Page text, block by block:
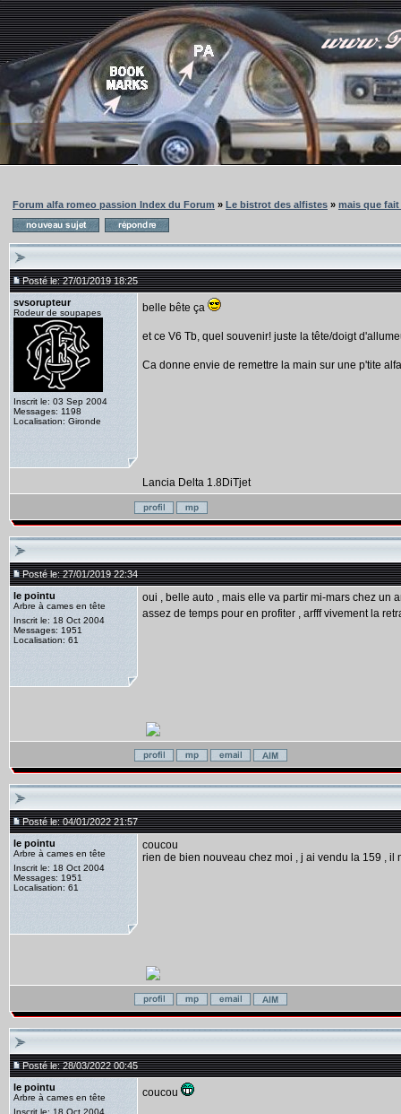
Forum alfa romeo passion Index du Forum » Le bistrot des alfistes » mais que
Posté le: 27/01/2019 18:25
svsorupteur
Rodeur de soupapes
Inscrit le: 03 Sep 2004
Messages: 1198
Localisation: Gironde
belle bête ça
et ce V6 Tb, quel souvenir! juste la tête/doigt
Ca donne envie de remettre la main sur une p'tite
Lancia Delta 1.8DiTjet
Posté le: 27/01/2019 22:34
le pointu
Arbre à cames en tête
Inscrit le: 18 Oct 2004
Messages: 1951
Localisation: 61
oui , belle auto , mais elle va partir mi-mars chez un
assez de temps pour en profiter , arfff vivement la
Posté le: 04/01/2022 21:57
le pointu
Arbre à cames en tête
Inscrit le: 18 Oct 2004
Messages: 1951
Localisation: 61
coucou
rien de bien nouveau chez moi , j ai vendu la 159 , il
Posté le: 28/03/2022 00:45
le pointu
Arbre à cames en tête
Inscrit le: 18 Oct 2004
coucou